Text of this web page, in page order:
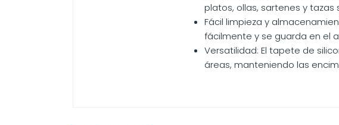
platos, ollas, sartenes y
Fácil limpieza y
fácilmente y se guarda en el
Versatilidad: El tapete de
áreas, manteniendo las